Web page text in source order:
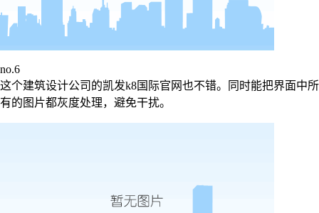
no.6
这个建筑设计公司的凯发k8国际官网也不错。同时能把界面中所
有的图片都灰度处理，避免干扰。